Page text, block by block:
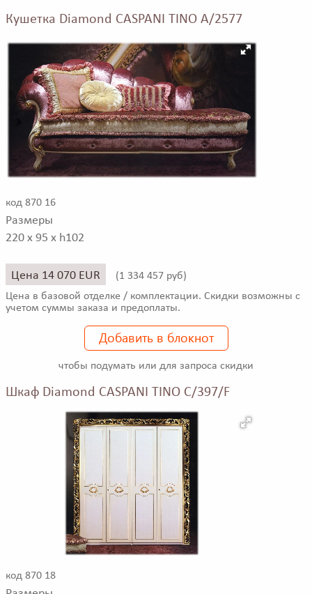
Кушетка Diamond CASPANI TINO A/2577
код 870 16
Размеры
220 x 95 x h102
Цена 14 070 EUR (1 334 457 руб)
Цена в базовой отделке / комплектации. Скидки возможны с
учетом суммы заказа и предоплаты.
Добавить в блокнот
чтобы подумать или для запроса скидки
Шкаф Diamond CASPANI TINO C/397/F
код 870 18